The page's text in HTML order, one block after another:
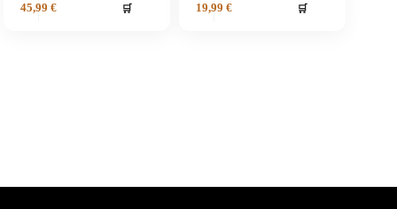
45,99 € 🛒 19,99 € 🛒